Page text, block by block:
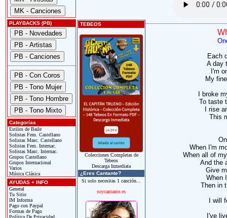
PLAYBACKS (PB)
Categorías
Estilos de Baile
Solistas Fem. Castellano
Solistas Masc. Castellano
Solistas Fem. Internac.
Solistas Masc. Internac.
Grupos Castellano
Grupos Internacional
Varios
Música Clásica
AYUDAS + INFO
General
Tu Sitio
IM Informa
Pago con Paypal
Formas de Pago
Política De Privacidad
TEBEOS
Colecciones Completas de
Tebeos
Descarga Inmediata
¿Eres Cantante?
Si solo necesitas 1 canción...
soycantante.es
Each
A day
I'm
My
I broke
To taste
I rise
This
When I'm
When all of
And the
Give
When
Then in
I will
I've